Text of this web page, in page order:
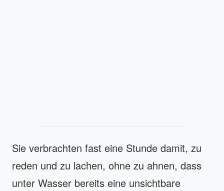
Sie verbrachten fast eine Stunde damit, zu
reden und zu lachen, ohne zu ahnen, dass
unter Wasser bereits eine unsichtbare